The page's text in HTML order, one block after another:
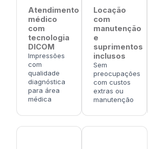
Atendimento
médico
com
tecnologia
DICOM
Impressões
com
qualidade
diagnóstica
para área
médica
Locação
com
manutenção
e
suprimentos
inclusos
Sem
preocupações
com custos
extras ou
manutenção